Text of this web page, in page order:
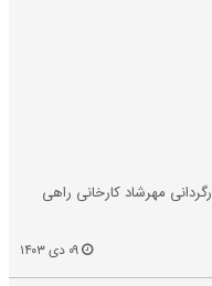
مهرشاد کارخانی راهی